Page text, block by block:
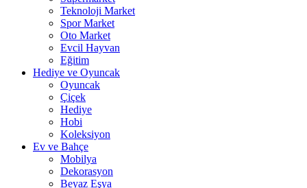
Teknoloji Market
Spor Market
Oto Market
Evcil Hayvan
Eğitim
Hediye ve Oyuncak
Oyuncak
Çiçek
Hediye
Hobi
Koleksiyon
Ev ve Bahçe
Mobilya
Dekorasyon
Beyaz Eşya